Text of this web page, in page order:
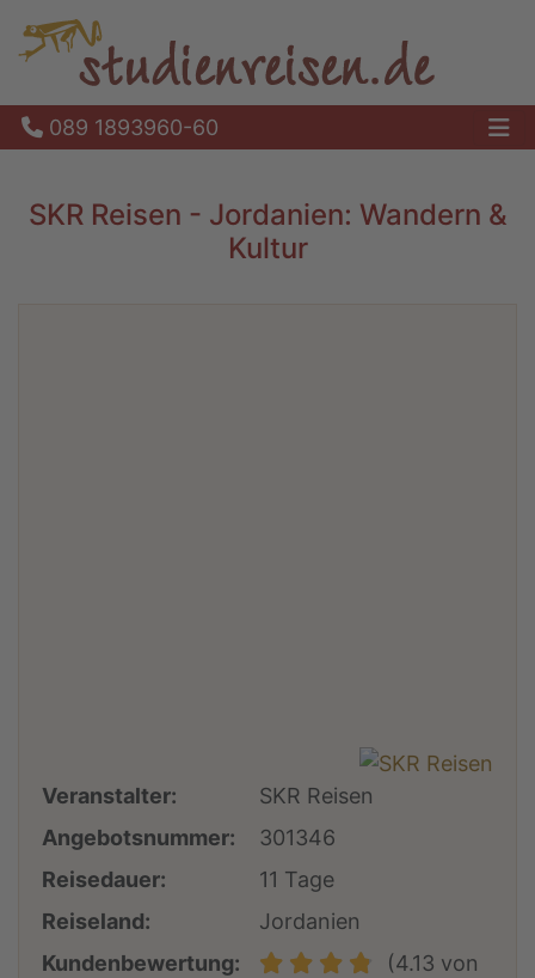
089 1893960-60
SKR Reisen - Jordanien: Wandern &
Kultur
Veranstalter:
SKR Reisen
Angebotsnummer:
301346
Reisedauer:
11 Tage
Reiseland:
Jordanien
Kundenbewertung:
(4.13 von